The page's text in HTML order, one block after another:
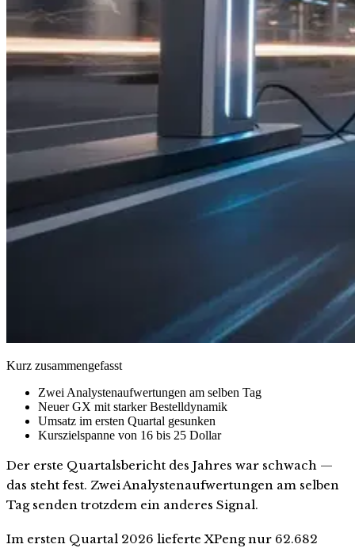
Kurz zusammengefasst
Zwei Analystenaufwertungen am selben Tag
Neuer GX mit starker Bestelldynamik
Umsatz im ersten Quartal gesunken
Kurszielspanne von 16 bis 25 Dollar
Der erste Quartalsbericht des Jahres war schwach —
das steht fest. Zwei Analystenaufwertungen am selben
Tag senden trotzdem ein anderes Signal.
Im ersten Quartal 2026 lieferte XPeng nur 62.682